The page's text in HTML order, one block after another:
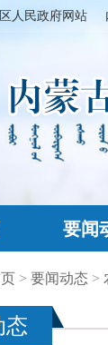
人民政府网站
要闻
> 要闻动态 >
态